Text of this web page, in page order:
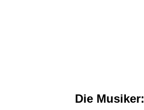
Die Musiker: